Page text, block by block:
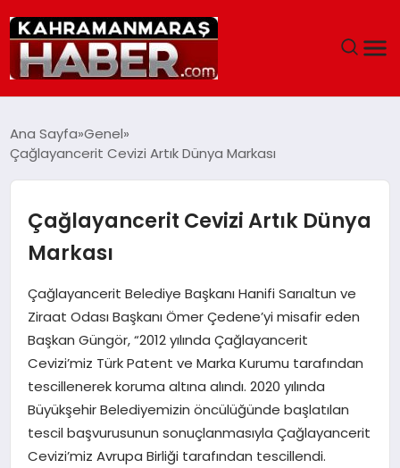
SIYASET
EĞITIM
EKONOMI
SAĞLIK
GENEL
SPOR
İLÇE HABERLERI
Ana Sayfa Genel
Çağlayancerit Cevizi Artık Dünya Markası
Çağlayancerit Cevizi Artık Dünya
Markası
Çağlayancerit Belediye Başkanı Hanifi Sarıaltun ve
Ziraat Odası Başkanı Ömer Çedene’yi misafir eden
Başkan Güngör, “2012 yılında Çağlayancerit
Cevizi’miz Türk Patent ve Marka Kurumu tarafından
tescillenerek koruma altına alındı. 2020 yılında
Büyükşehir Belediyemizin öncülüğünde başlatılan
tescil başvurusunun sonuçlanmasıyla Çağlayancerit
Cevizi’miz Avrupa Birliği tarafından tescillendi.